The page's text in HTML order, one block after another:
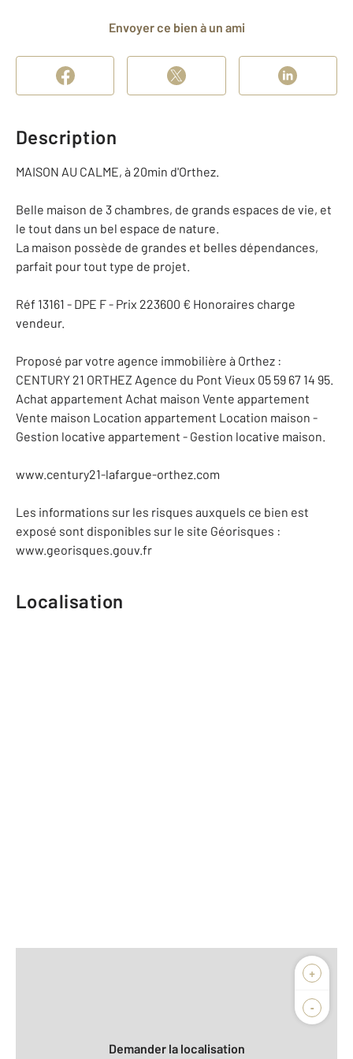
Envoyer ce bien à un ami
Description
MAISON AU CALME, à 20min d'Orthez.
Belle maison de 3 chambres, de grands espaces de vie, et
le tout dans un bel espace de nature.
La maison possède de grandes et belles dépendances,
parfait pour tout type de projet.
Réf 13161 - DPE F - Prix 223600 € Honoraires charge
vendeur.
Proposé par votre agence immobilière à Orthez :
CENTURY 21 ORTHEZ Agence du Pont Vieux 05 59 67 14 95.
Achat appartement Achat maison Vente appartement
Vente maison Location appartement Location maison -
Gestion locative appartement - Gestion locative maison.
www.century21-lafargue-orthez.com
Les informations sur les risques auxquels ce bien est
exposé sont disponibles sur le site Géorisques :
www.georisques.gouv.fr
Localisation
+
-
Biens vendus
Demander la localisation